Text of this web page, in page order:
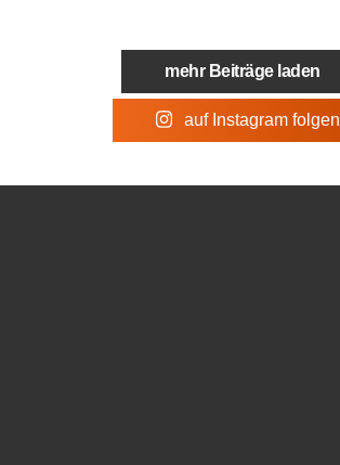
mehr Beiträge laden
auf Instagram folgen